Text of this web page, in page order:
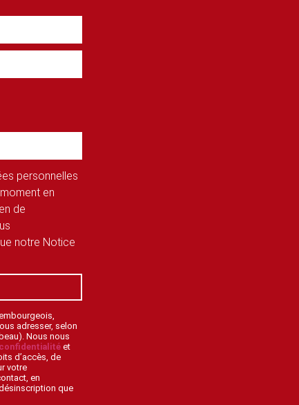
personnelles
en
de
notre Notice
adresser, selon
Nous nous
et
d’accès, de
votre
en
que